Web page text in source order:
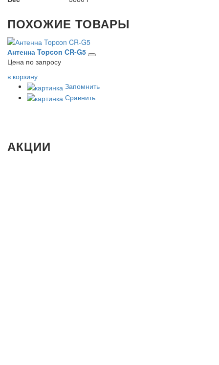
ПОХОЖИЕ ТОВАРЫ
Антенна Topcon CR-G5
Цена по запросу
в корзину
Запомнить
Сравнить
АКЦИИ